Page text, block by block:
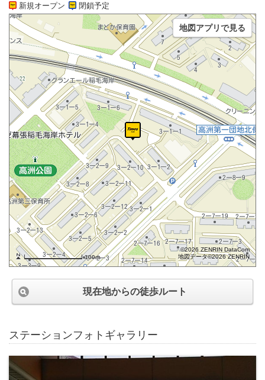
新規オープン 閉鎖予定
100m
©2026 ZENRIN DataCom
地図データ©2026 ZENRIN
地図アプリで見る
現在地からの徒歩ルート
ステーションフォトギャラリー